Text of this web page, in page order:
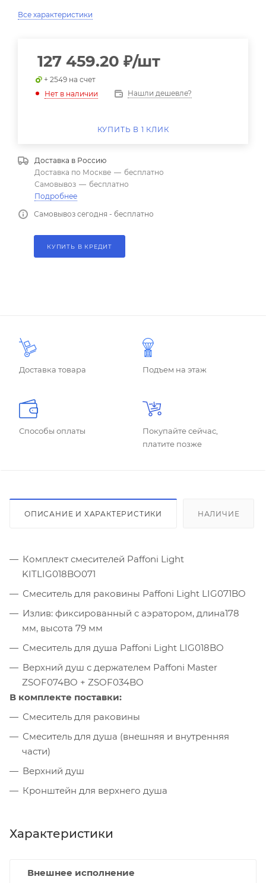
Все характеристики
127 459.20 ₽/шт
+ 2549 на счет
Нет в наличии
Нашли дешевле?
КУПИТЬ В 1 КЛИК
Доставка в Россию
Доставка по Москве — бесплатно
Самовывоз — бесплатно
Подробнее
Самовывоз сегодня - бесплатно
КУПИТЬ В КРЕДИТ
Доставка товара Подъем на этаж
Способы оплаты
Покупайте сейчас,
платите позже
ОПИСАНИЕ И ХАРАКТЕРИСТИКИ НАЛИЧИЕ
Комплект смесителей Paffoni Light
KITLIG018BO071
Смеситель для раковины Paffoni Light LIG071BO
Излив: фиксированный с аэратором, длина178
мм, высота 79 мм
Смеситель для душа Paffoni Light LIG018BO
Верхний душ с держателем Paffoni Master
ZSOF074BO + ZSOF034BO
В комплекте поставки:
Смеситель для раковины
Смеситель для душа (внешняя и внутренняя
части)
Верхний душ
Кронштейн для верхнего душа
Характеристики
Внешнее исполнение